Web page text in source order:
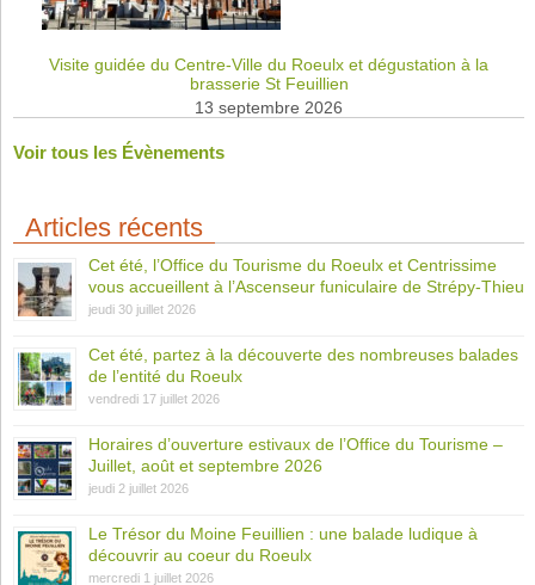
Visite guidée du Centre-Ville du Roeulx et dégustation à la
brasserie St Feuillien
13 septembre 2026
Voir tous les Évènements
Articles récents
Cet été, l’Office du Tourisme du Roeulx et Centrissime
vous accueillent à l’Ascenseur funiculaire de Strépy-Thieu
jeudi 30 juillet 2026
Cet été, partez à la découverte des nombreuses balades
de l’entité du Roeulx
vendredi 17 juillet 2026
Horaires d’ouverture estivaux de l’Office du Tourisme –
Juillet, août et septembre 2026
jeudi 2 juillet 2026
Le Trésor du Moine Feuillien : une balade ludique à
découvrir au coeur du Roeulx
mercredi 1 juillet 2026